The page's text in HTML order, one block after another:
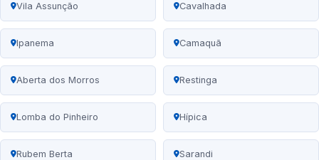
Vila Assunção Cavalhada
Ipanema Camaquã
Aberta dos Morros Restinga
Lomba do Pinheiro Hípica
Rubem Berta Sarandi